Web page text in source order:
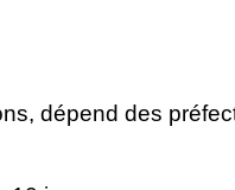
dépend des